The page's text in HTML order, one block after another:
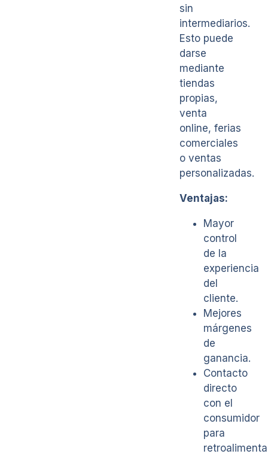
sin
intermediarios.
Esto puede
darse
mediante
tiendas
propias,
venta
online, ferias
comerciales
o ventas
personalizadas.
Ventajas:
Mayor
control
de la
experiencia
del
cliente.
Mejores
márgenes
de
ganancia.
Contacto
directo
con el
consumidor
para